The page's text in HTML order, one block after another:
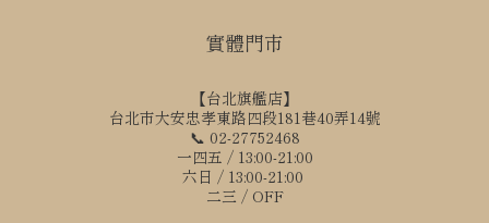
實體門市
【台北旗艦店】
台北市大安忠孝東路四段181巷40弄14號
📞 02-27752468
一四五 / 13:00-21:00
六日 / 13:00-21:00
二三 / OFF